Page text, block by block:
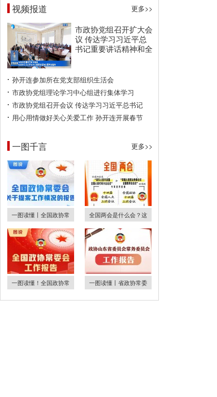
视频报道 更多>>
市政协党组召开扩大会
议 传达学习习近平总
书记重要讲话精神和全
孙开连参加所在党支部组织生活会
市政协党组理论学习中心组进行集体学习
市政协党组召开会议 传达学习习近平总书记
用心用情做好关心关爱工作 孙开连开展春节
一图千言 更多>>
一图读懂丨全国政协常 全国两会是什么会？这
一图读懂！全国政协常 一图读懂丨省政协常委